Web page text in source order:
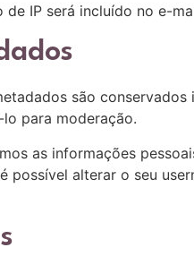
IP será incluído no e-
são
para moderação.
as informações
alterar o seu